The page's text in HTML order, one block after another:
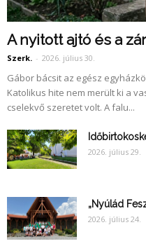
A nyitott ajtó és a
Szerk. - 2026. július 30.
Gábor bácsit az egész
Katolikus hite nem merült ki a
cselekvő szeretet volt. A falu...
2026. július 29.
„Nyúlád
2026. július 24.